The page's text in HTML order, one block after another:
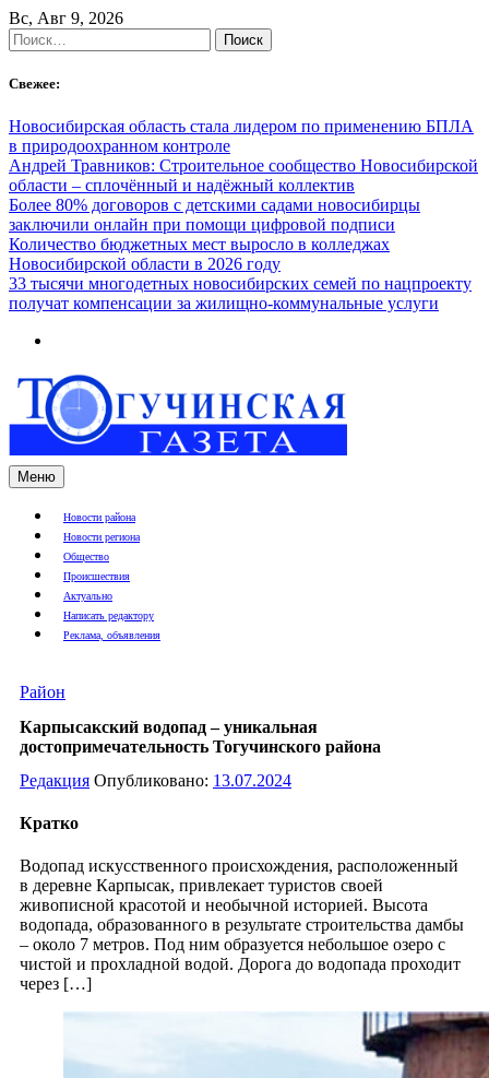
Skip
to
content
Вс, Авг 9, 2026
Найти:
Свежее:
Новосибирская область стала лидером по применению БПЛА
в природоохранном контроле
Андрей Травников: Строительное сообщество Новосибирской
области – сплочённый и надёжный коллектив
Более 80% договоров с детскими садами новосибирцы
заключили онлайн при помощи цифровой подписи
Количество бюджетных мест выросло в колледжах
Новосибирской области в 2026 году
33 тысячи многодетных новосибирских семей по нацпроекту
получат компенсации за жилищно-коммунальные услуги
Меню
Новости района
Новости региона
Общество
Происшествия
Актуально
Написать редактору
Реклама, объявления
Район
Карпысакский водопад – уникальная
достопримечательность Тогучинского района
Редакция Опубликовано: 13.07.2024
Кратко
Водопад искусственного происхождения, расположенный
в деревне Карпысак, привлекает туристов своей
живописной красотой и необычной историей. Высота
водопада, образованного в результате строительства дамбы
– около 7 метров. Под ним образуется небольшое озеро с
чистой и прохладной водой. Дорога до водопада проходит
через […]